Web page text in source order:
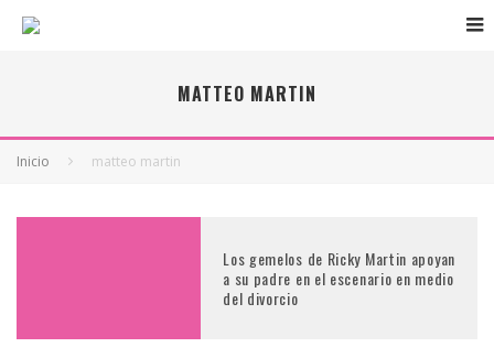
MATTEO MARTIN
Inicio matteo martin
Los gemelos de Ricky Martin apoyan
a su padre en el escenario en medio
del divorcio